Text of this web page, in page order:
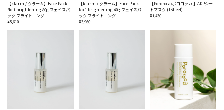
【klarm / クラーム】Face Pack
No.1 brightening 80g フェイスパ
ック ブライトニング
¥5,610
【klarm / クラーム】Face Pack
No.1 brightening 40g フェイスパ
ック ブライトニング
¥3,960
【Pororoca/ポロロッカ 】ADPシー
トマスク (1Sheet)
¥1,430